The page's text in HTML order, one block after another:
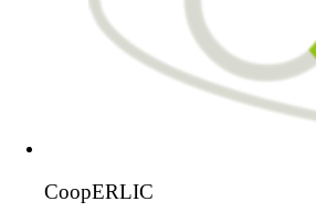
CoopERLIC